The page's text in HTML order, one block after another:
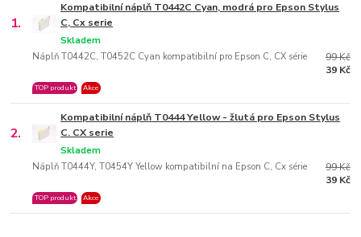
1.
Kompatibilní náplň T0442C Cyan, modrá pro Epson Stylus
C, Cx serie
Náplň T0442C, T0452C Cyan kompatibilní pro Epson C, CX série
Skladem
TOP produkt Akce
99 Kč
39 Kč
2.
Kompatibilní náplň T0444 Yellow - žlutá pro Epson Stylus
C. CX serie
Náplň T0444Y, T0454Y Yellow kompatibilní na Epson C, Cx série
Skladem
TOP produkt Akce
99 Kč
39 Kč